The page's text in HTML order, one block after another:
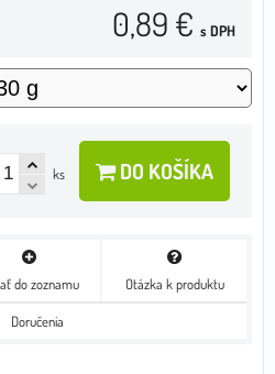
0,89 € s DPH
ks DO KOŠÍKA
do zoznamu Otázka k produktu
Doručenia